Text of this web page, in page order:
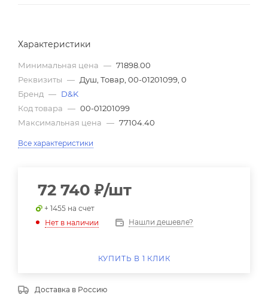
Характеристики
Минимальная цена — 71898.00
Реквизиты — Душ, Товар, 00-01201099, 0
Бренд — D&K
Код товара — 00-01201099
Максимальная цена — 77104.40
Все характеристики
72 740 ₽/шт
+ 1455 на счет
Нет в наличии
Нашли дешевле?
КУПИТЬ В 1 КЛИК
Доставка в Россию